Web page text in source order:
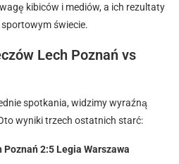
kibiców i mediów, a ich rezultaty
świecie.
Lech Poznań vs
spotkania, widzimy wyraźną
wyniki trzech ostatnich starć:
2:5 Legia Warszawa